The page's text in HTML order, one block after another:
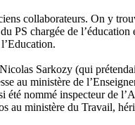
collaborateurs. On y
PS chargée de
Sarkozy (qui
au ministère de
nommé inspecteur de
au ministère du Travail,